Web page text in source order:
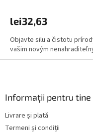
lei32,63
Objavte silu a čistotu
vašim novým
Informații pentru tine
Livrare și plată
Termeni și condiții